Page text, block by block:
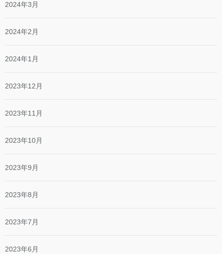
2024年3月
2024年2月
2024年1月
2023年12月
2023年11月
2023年10月
2023年9月
2023年8月
2023年7月
2023年6月